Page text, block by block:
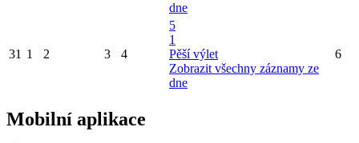
dne
31 1 2 3 4
5
1
Pěší výlet
Zobrazit všechny záznamy ze
dne
6
Mobilní aplikace